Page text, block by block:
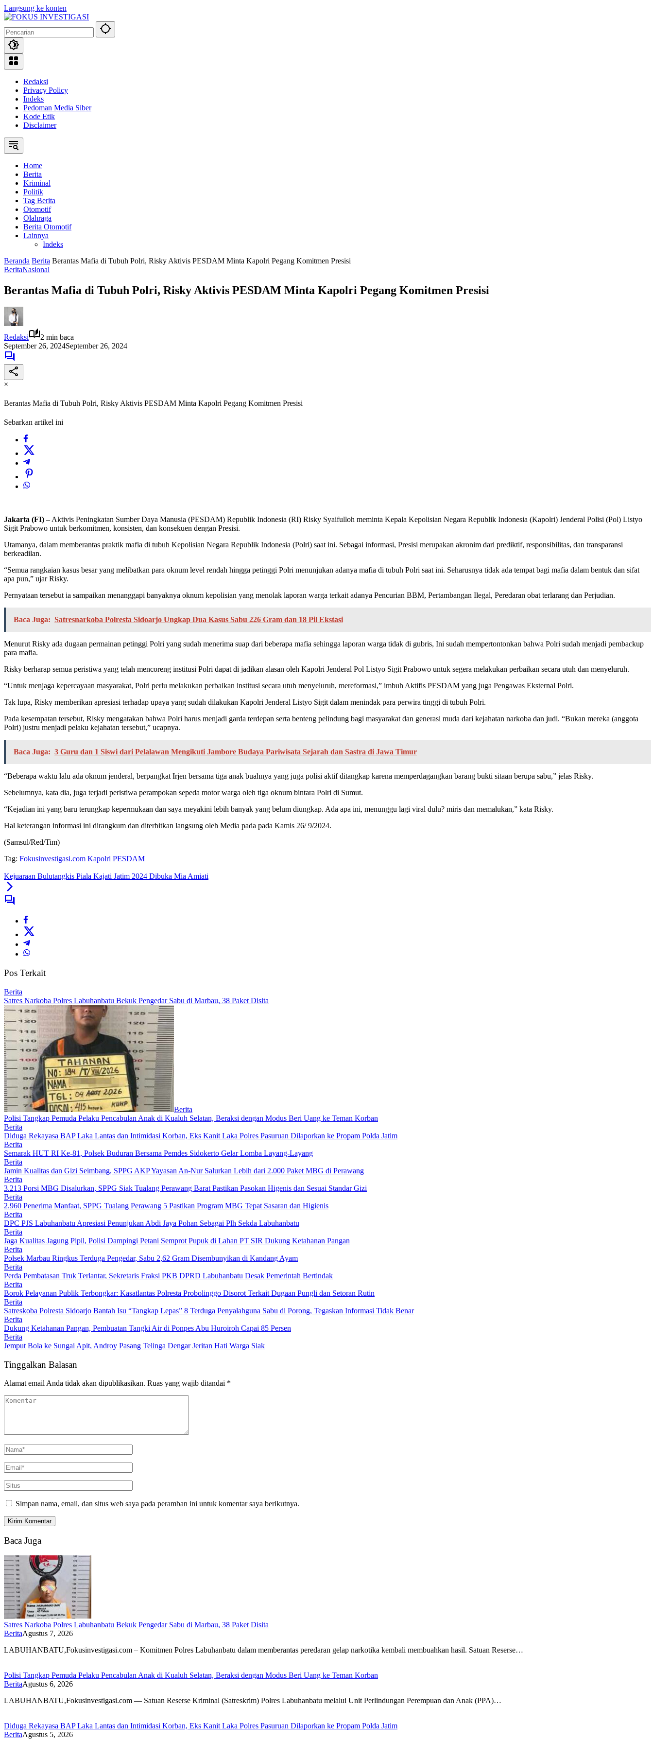
Langsung ke konten
Redaksi
Privacy Policy
Indeks
Pedoman Media Siber
Kode Etik
Disclaimer
Home
Berita
Kriminal
Politik
Tag Berita
Otomotif
Olahraga
Berita Otomotif
Lainnya
Indeks
Beranda Berita Berantas Mafia di Tubuh Polri, Risky Aktivis PESDAM Minta Kapolri Pegang Komitmen Presisi
BeritaNasional
Berantas Mafia di Tubuh Polri, Risky Aktivis PESDAM Minta Kapolri Pegang Komitmen Presisi
Redaksi
2 min baca
September 26, 2024September 26, 2024
×
Berantas Mafia di Tubuh Polri, Risky Aktivis PESDAM Minta Kapolri Pegang Komitmen Presisi
Sebarkan artikel ini
Jakarta (FI) – Aktivis Peningkatan Sumber Daya Manusia (PESDAM) Republik Indonesia (RI) Risky Syaifulloh meminta Kepala Kepolisian Negara Republik Indonesia (Kapolri) Jenderal Polisi (Pol) Listyo
Sigit Prabowo untuk berkomitmen, konsisten, dan konsekuen dengan Presisi.
Utamanya, dalam memberantas praktik mafia di tubuh Kepolisian Negara Republik Indonesia (Polri) saat ini. Sebagai informasi, Presisi merupakan akronim dari prediktif, responsibilitas, dan transparansi
berkeadilan.
“Semua rangkaian kasus besar yang melibatkan para oknum level rendah hingga petinggi Polri menunjukan adanya mafia di tubuh Polri saat ini. Seharusnya tidak ada tempat bagi mafia dalam bentuk dan sifat
apa pun,” ujar Risky.
Pernyataan tersebut ia sampaikan menanggapi banyaknya oknum kepolisian yang menolak laporan warga terkait adanya Pencurian BBM, Pertambangan Ilegal, Peredaran obat terlarang dan Perjudian.
Baca Juga: Satresnarkoba Polresta Sidoarjo Ungkap Dua Kasus Sabu 226 Gram dan 18 Pil Ekstasi
Menurut Risky ada dugaan permainan petinggi Polri yang sudah menerima suap dari beberapa mafia sehingga laporan warga tidak di gubris, Ini sudah mempertontonkan bahwa Polri sudah menjadi pembackup
para mafia.
Risky berharap semua peristiwa yang telah mencoreng institusi Polri dapat di jadikan alasan oleh Kapolri Jenderal Pol Listyo Sigit Prabowo untuk segera melakukan perbaikan secara utuh dan menyeluruh.
“Untuk menjaga kepercayaan masyarakat, Polri perlu melakukan perbaikan institusi secara utuh menyeluruh, mereformasi,” imbuh Aktifis PESDAM yang juga Pengawas Eksternal Polri.
Tak lupa, Risky memberikan apresiasi terhadap upaya yang sudah dilakukan Kapolri Jenderal Listyo Sigit dalam menindak para perwira tinggi di tubuh Polri.
Pada kesempatan tersebut, Risky mengatakan bahwa Polri harus menjadi garda terdepan serta benteng pelindung bagi masyarakat dan generasi muda dari kejahatan narkoba dan judi. “Bukan mereka (anggota
Polri) justru menjadi pelaku kejahatan tersebut,” ucapnya.
Baca Juga: 3 Guru dan 1 Siswi dari Pelalawan Mengikuti Jambore Budaya Pariwisata Sejarah dan Sastra di Jawa Timur
“Beberapa waktu lalu ada oknum jenderal, berpangkat Irjen bersama tiga anak buahnya yang juga polisi aktif ditangkap karena memperdagangkan barang bukti sitaan berupa sabu,” jelas Risky.
Sebelumnya, kata dia, juga terjadi peristiwa perampokan sepeda motor warga oleh tiga oknum bintara Polri di Sumut.
“Kejadian ini yang baru terungkap kepermukaan dan saya meyakini lebih banyak yang belum diungkap. Ada apa ini, menunggu lagi viral dulu? miris dan memalukan,” kata Risky.
Hal keterangan informasi ini dirangkum dan diterbitkan langsung oleh Media pada pada Kamis 26/ 9/2024.
(Samsul/Red/Tim)
Tag: Fokusinvestigasi.com Kapolri PESDAM
Kejuaraan Bulutangkis Piala Kajati Jatim 2024 Dibuka Mia Amiati
Pos Terkait
Berita
Satres Narkoba Polres Labuhanbatu Bekuk Pengedar Sabu di Marbau, 38 Paket Disita
Berita
Polisi Tangkap Pemuda Pelaku Pencabulan Anak di Kualuh Selatan, Beraksi dengan Modus Beri Uang ke Teman Korban
Berita
Diduga Rekayasa BAP Laka Lantas dan Intimidasi Korban, Eks Kanit Laka Polres Pasuruan Dilaporkan ke Propam Polda Jatim
Berita
Semarak HUT RI Ke-81, Polsek Buduran Bersama Pemdes Sidokerto Gelar Lomba Layang-Layang
Berita
Jamin Kualitas dan Gizi Seimbang, SPPG AKP Yayasan An-Nur Salurkan Lebih dari 2.000 Paket MBG di Perawang
Berita
3.213 Porsi MBG Disalurkan, SPPG Siak Tualang Perawang Barat Pastikan Pasokan Higenis dan Sesuai Standar Gizi
Berita
2.960 Penerima Manfaat, SPPG Tualang Perawang 5 Pastikan Program MBG Tepat Sasaran dan Higienis
Berita
DPC PJS Labuhanbatu Apresiasi Penunjukan Abdi Jaya Pohan Sebagai Plh Sekda Labuhanbatu
Berita
Jaga Kualitas Jagung Pipil, Polisi Dampingi Petani Semprot Pupuk di Lahan PT SIR Dukung Ketahanan Pangan
Berita
Polsek Marbau Ringkus Terduga Pengedar, Sabu 2,62 Gram Disembunyikan di Kandang Ayam
Berita
Perda Pembatasan Truk Terlantar, Sekretaris Fraksi PKB DPRD Labuhanbatu Desak Pemerintah Bertindak
Berita
Borok Pelayanan Publik Terbongkar: Kasatlantas Polresta Probolinggo Disorot Terkait Dugaan Pungli dan Setoran Rutin
Berita
Satreskoba Polresta Sidoarjo Bantah Isu “Tangkap Lepas” 8 Terduga Penyalahguna Sabu di Porong, Tegaskan Informasi Tidak Benar
Berita
Dukung Ketahanan Pangan, Pembuatan Tangki Air di Ponpes Abu Huroiroh Capai 85 Persen
Berita
Jemput Bola ke Sungai Apit, Androy Pasang Telinga Dengar Jeritan Hati Warga Siak
Tinggalkan Balasan
Alamat email Anda tidak akan dipublikasikan. Ruas yang wajib ditandai *
Simpan nama, email, dan situs web saya pada peramban ini untuk komentar saya berikutnya.
Baca Juga
Satres Narkoba Polres Labuhanbatu Bekuk Pengedar Sabu di Marbau, 38 Paket Disita
BeritaAgustus 7, 2026
LABUHANBATU,Fokusinvestigasi.com – Komitmen Polres Labuhanbatu dalam memberantas peredaran gelap narkotika kembali membuahkan hasil. Satuan Reserse…
Polisi Tangkap Pemuda Pelaku Pencabulan Anak di Kualuh Selatan, Beraksi dengan Modus Beri Uang ke Teman Korban
BeritaAgustus 6, 2026
LABUHANBATU,Fokusinvestigasi.com — Satuan Reserse Kriminal (Satreskrim) Polres Labuhanbatu melalui Unit Perlindungan Perempuan dan Anak (PPA)…
Diduga Rekayasa BAP Laka Lantas dan Intimidasi Korban, Eks Kanit Laka Polres Pasuruan Dilaporkan ke Propam Polda Jatim
BeritaAgustus 5, 2026